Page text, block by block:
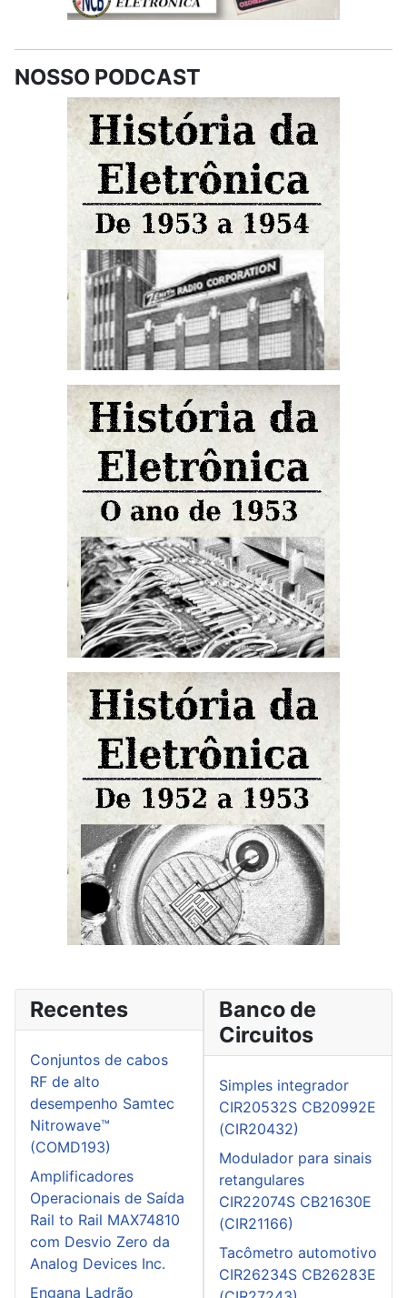
NOSSO PODCAST
Recentes
Conjuntos de cabos
RF de alto
desempenho Samtec
Nitrowave™
(COMD193)
Amplificadores
Operacionais de Saída
Rail to Rail MAX74810
com Desvio Zero da
Analog Devices Inc.
Engana Ladrão
Banco de
Circuitos
Simples integrador
CIR20532S CB20992E
(CIR20432)
Modulador para sinais
retangulares
CIR22074S CB21630E
(CIR21166)
Tacômetro automotivo
CIR26234S CB26283E